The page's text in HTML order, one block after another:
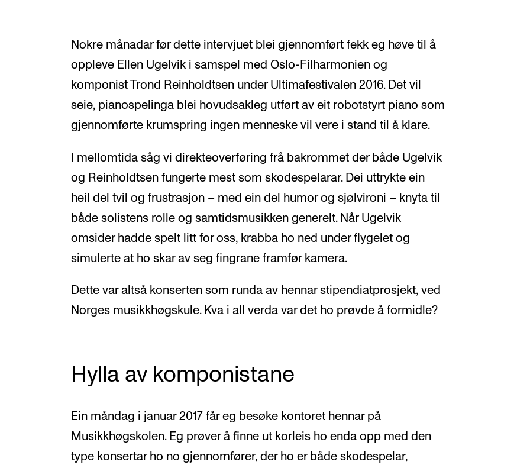
Nokre månadar før dette intervjuet blei gjennomført fekk eg høve til å
oppleve Ellen Ugelvik i samspel med Oslo-Filharmonien og
komponist Trond Reinholdtsen under Ultimafestivalen 2016. Det vil
seie, pianospelinga blei hovudsakleg utført av eit robotstyrt piano som
gjennomførte krumspring ingen menneske vil vere i stand til å klare.
I mellomtida såg vi direkteoverføring frå bakrommet der både Ugelvik
og Reinholdtsen fungerte mest som skodespelarar. Dei uttrykte ein
heil del tvil og frustrasjon – med ein del humor og sjølvironi – knyta til
både solistens rolle og samtidsmusikken generelt. Når Ugelvik
omsider hadde spelt litt for oss, krabba ho ned under flygelet og
simulerte at ho skar av seg fingrane framfør kamera.
Dette var altså konserten som runda av hennar stipendiatprosjekt, ved
Norges musikkhøgskule. Kva i all verda var det ho prøvde å formidle?
Hylla av komponistane
Ein måndag i januar 2017 får eg besøke kontoret hennar på
Musikkhøgskolen. Eg prøver å finne ut korleis ho enda opp med den
type konsertar ho no gjennomfører, der ho er både skodespelar,